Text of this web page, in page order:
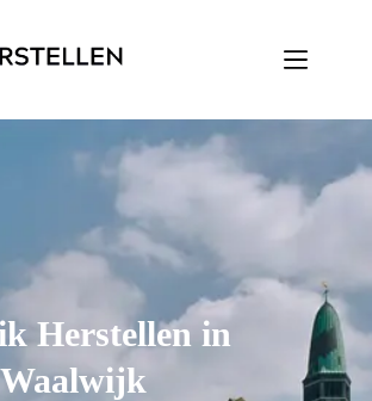
Herstellen in
Waalwijk